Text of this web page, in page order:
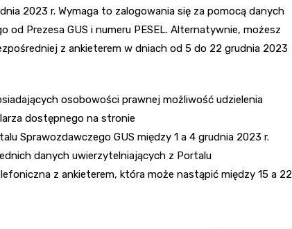
2023 r. Wymaga to zalogowania się za pomocą danych
Prezesa GUS i numeru PESEL. Alternatywnie, możesz
z ankieterem w dniach od 5 do 22 grudnia 2023
osobowości prawnej możliwość udzielenia
dostępnego na stronie
Sprawozdawczego GUS między 1 a 4 grudnia 2023 r.
danych uwierzytelniających z Portalu
z ankieterem, która może nastąpić między 15 a 22